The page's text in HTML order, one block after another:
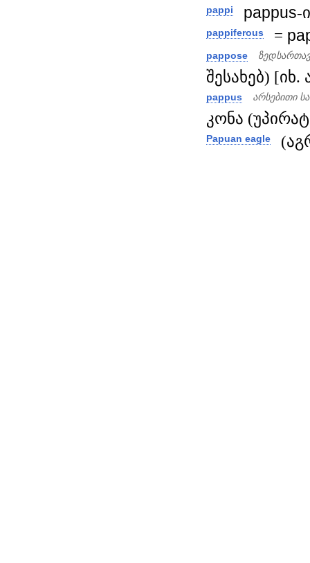
pappi pappus-
pappiferous =
pappose
შესახებ) [იხ.
pappus არსებითი
კონა
Papuan eagle